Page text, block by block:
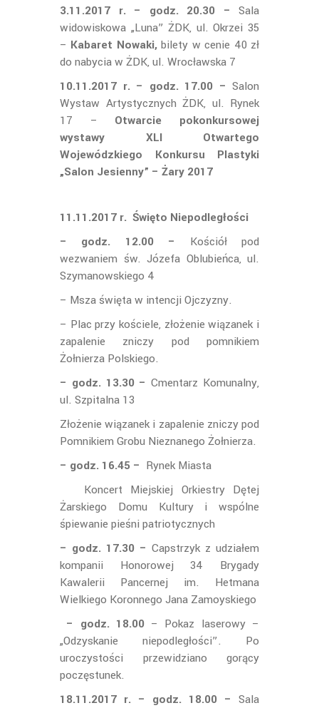
3.11.2017 r. – godz. 20.30 – Sala
widowiskowa „Luna” ŻDK, ul. Okrzei 35
– Kabaret Nowaki,bilety w cenie 40 zł
do nabycia w ŻDK, ul. Wrocławska 7
10.11.2017 r. – godz. 17.00 – Salon
Wystaw Artystycznych ŻDK, ul. Rynek
17 – Otwarcie pokonkursowej
wystawy XLI Otwartego
Wojewódzkiego Konkursu Plastyki
„Salon Jesienny” – Żary 2017
11.11.2017 r. Święto Niepodległości
– godz. 12.00 – Kościół pod
wezwaniem św. Józefa Oblubieńca, ul.
Szymanowskiego 4
– Msza święta w intencji Ojczyzny.
– Plac przy kościele, złożenie wiązanek i
zapalenie zniczy pod pomnikiem
Żołnierza Polskiego.
– godz. 13.30 –Cmentarz Komunalny,
ul. Szpitalna 13
Złożenie wiązanek i zapalenie zniczy pod
Pomnikiem Grobu Nieznanego Żołnierza.
– godz. 16.45 – Rynek Miasta
Koncert Miejskiej Orkiestry Dętej
Żarskiego Domu Kultury i wspólne
śpiewanie pieśni patriotycznych
– godz. 17.30 – Capstrzyk z udziałem
kompanii Honorowej 34 Brygady
Kawalerii Pancernej im. Hetmana
Wielkiego Koronnego Jana Zamoyskiego
– godz. 18.00– Pokaz laserowy –
„Odzyskanie niepodległości”. Po
uroczystości przewidziano gorący
poczęstunek.
18.11.2017 r. – godz. 18.00 – Sala